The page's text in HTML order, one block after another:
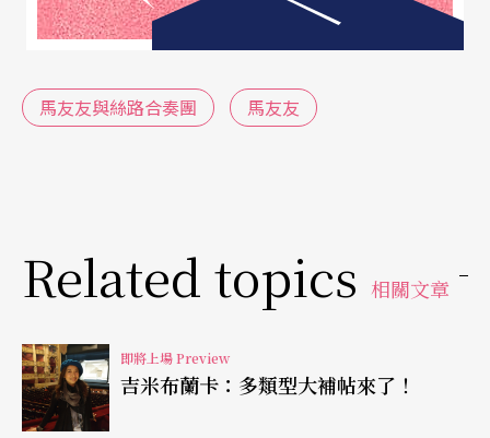
印度的樂器，改變這些傳統樂器慣性的表現型態，
建立一種全新的音樂語彙與風格。他認為在這個計
畫中透過一種開放性的方式，各自展現自我的傳
統，進而相互理解並合作。他甚至認為在接觸了這
受到自由奔放。
闡釋多元藝術價值
走過十五個年頭，「絲路計畫」委託了十多位作曲
家的創作，合作過的音樂家更是不計其數，累積的
馬友友與絲路合奏團 馬友友
Related topics 相關文章
即將上場 Preview
吉米布蘭卡：多類型大補帖來了！